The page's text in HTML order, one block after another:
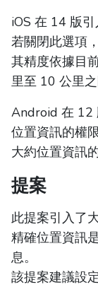
iOS 在 14 版引
若關閉此選項
其精度依據目
里至 10 公里之
Android 在 12
位置資訊的權限
大約位置資訊
提案
此提案引入了
精確位置資訊
息。
該提案建議設